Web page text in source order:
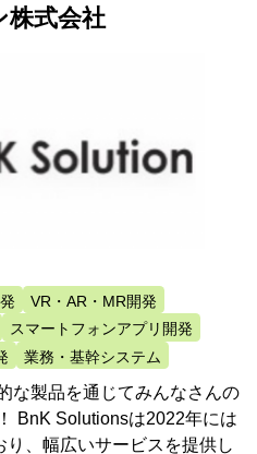
株式会社
VR・AR・MR開発
スマートフォンアプリ開発
業務・基幹システム
な製品を通じてみんなさんの
BnK Solutionsは2022年には
、幅広いサービスを提供し